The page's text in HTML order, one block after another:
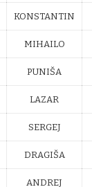
KONSTANTIN
MIHAILO
PUNIŠA
LAZAR
SERGEJ
DRAGIŠA
ANDREJ